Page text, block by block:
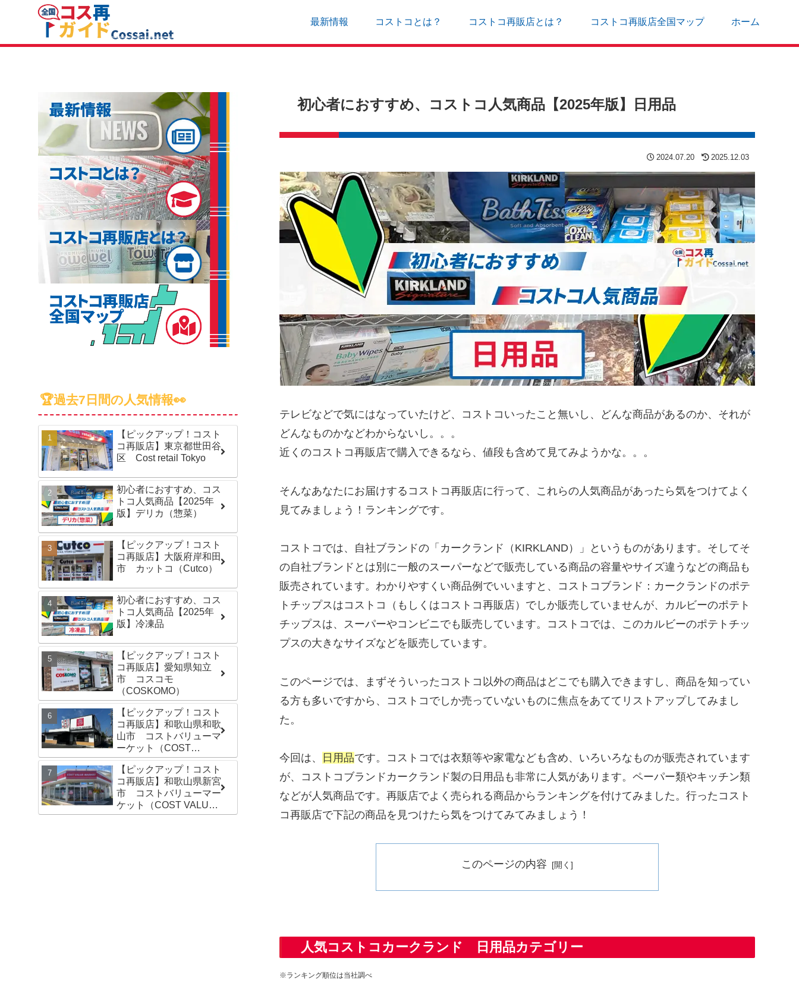
最新情報 コストコとは？ コストコ再販店とは？ コストコ再販店全国マップ ホーム
初心者におすすめ、コストコ人気商品【2025年版】日用品
2024.07.20 2025.12.03
テレビなどで気にはなっていたけど、コストコいったこと無いし、どんな商品があるのか、それが
どんなものかなどわからないし。。。
近くのコストコ再販店で購入できるなら、値段も含めて見てみようかな。。。
そんなあなたにお届けするコストコ再販店に行って、これらの人気商品があったら気をつけてよく
見てみましょう！ランキングです。
コストコでは、自社ブランドの「カークランド（KIRKLAND）」というものがあります。そしてそ
の自社ブランドとは別に一般のスーパーなどで販売している商品の容量やサイズ違うなどの商品も
販売されています。わかりやすくい商品例でいいますと、コストコブランド：カークランドのポテ
トチップスはコストコ（もしくはコストコ再販店）でしか販売していませんが、カルビーのポテト
チップスは、スーパーやコンビニでも販売しています。コストコでは、このカルビーのポテトチッ
プスの大きなサイズなどを販売しています。
このページでは、まずそういったコストコ以外の商品はどこでも購入できますし、商品を知ってい
る方も多いですから、コストコでしか売っていないものに焦点をあててリストアップしてみまし
た。
今回は、 日用品です。コストコでは衣類等や家電なども含め、いろいろなものが販売されています
が、コストコブランドカークランド製の日用品も非常に人気があります。ペーパー類やキッチン類
などが人気商品です。再販店でよく売られる商品からランキングを付けてみました。行ったコスト
コ再販店で下記の商品を見つけたら気をつけてみてみましょう！
このページの内容
人気コストコカークランド 日用品カテゴリー
※ランキング順位は当社調べ
🏆過去7日間の人気情報👀
【ピックアップ！コスト
コ再販店】東京都世田谷
区 Cost retail Tokyo
初心者におすすめ、コス
トコ人気商品【2025年
版】デリカ（惣菜）
【ピックアップ！コスト
コ再販店】大阪府岸和田
市 カットコ（Cutco）
初心者におすすめ、コス
トコ人気商品【2025年
版】冷凍品
【ピックアップ！コスト
コ再販店】愛知県知立
市 コスコモ
（COSKOMO）
【ピックアップ！コスト
コ再販店】和歌山県和歌
山市 コストバリューマ
ーケット（COST
VALUE MARKET）島崎
店
【ピックアップ！コスト
コ再販店】和歌山県新宮
市 コストバリューマー
ケット（COST VALUE
MARKET）新宮店